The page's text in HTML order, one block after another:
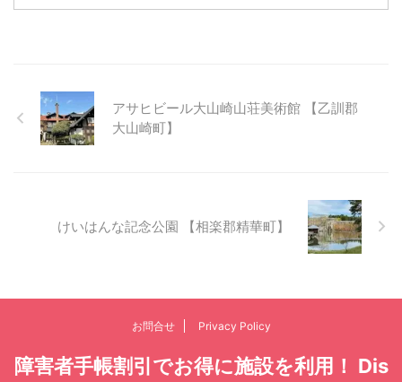
アサヒビール大山崎山荘美術館 【乙訓郡
大山崎町】
けいはんな記念公園 【相楽郡精華町】
お問合せ Privacy Policy
障害者手帳割引でお得に施設を利用！ Dis